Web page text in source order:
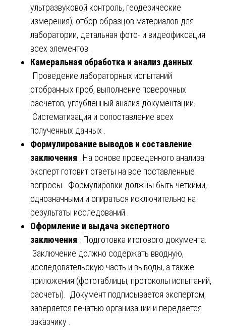
ультразвуковой контроль, геодезические
измерения), отбор образцов материалов для
лаборатории, детальная фото- и видеофиксация
всех элементов .
Камеральная обработка и анализ данных:
Проведение лабораторных испытаний
отобранных проб, выполнение поверочных
расчетов, углубленный анализ документации.
Систематизация и сопоставление всех
полученных данных .
Формулирование выводов и составление
заключения: На основе проведенного анализа
эксперт готовит ответы на все поставленные
вопросы. Формулировки должны быть четкими,
однозначными и опираться исключительно на
результаты исследований .
Оформление и выдача экспертного
заключения: Подготовка итогового документа.
Заключение должно содержать вводную,
исследовательскую часть и выводы, а также
приложения (фототаблицы, протоколы испытаний,
расчеты). Документ подписывается экспертом,
заверяется печатью организации и передается
заказчику .